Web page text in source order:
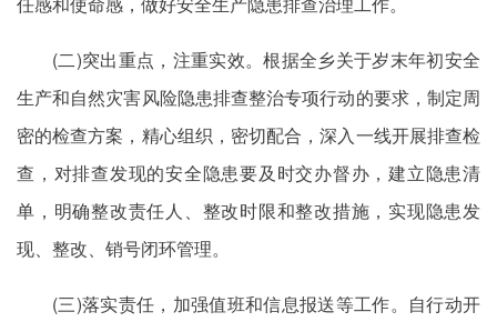
(二)突出重点，注重实效。根据全乡关于岁末年初安全
生产和自然灾害风险隐患排查整治专项行动的要求，制定周
密的检查方案，精心组织，密切配合，深入一线开展排查检
查，对排查发现的安全隐患要及时交办督办，建立隐患清
单，明确整改责任人、整改时限和整改措施，实现隐患发
现、整改、销号闭环管理。
(三)落实责任，加强值班和信息报送等工作。自行动开